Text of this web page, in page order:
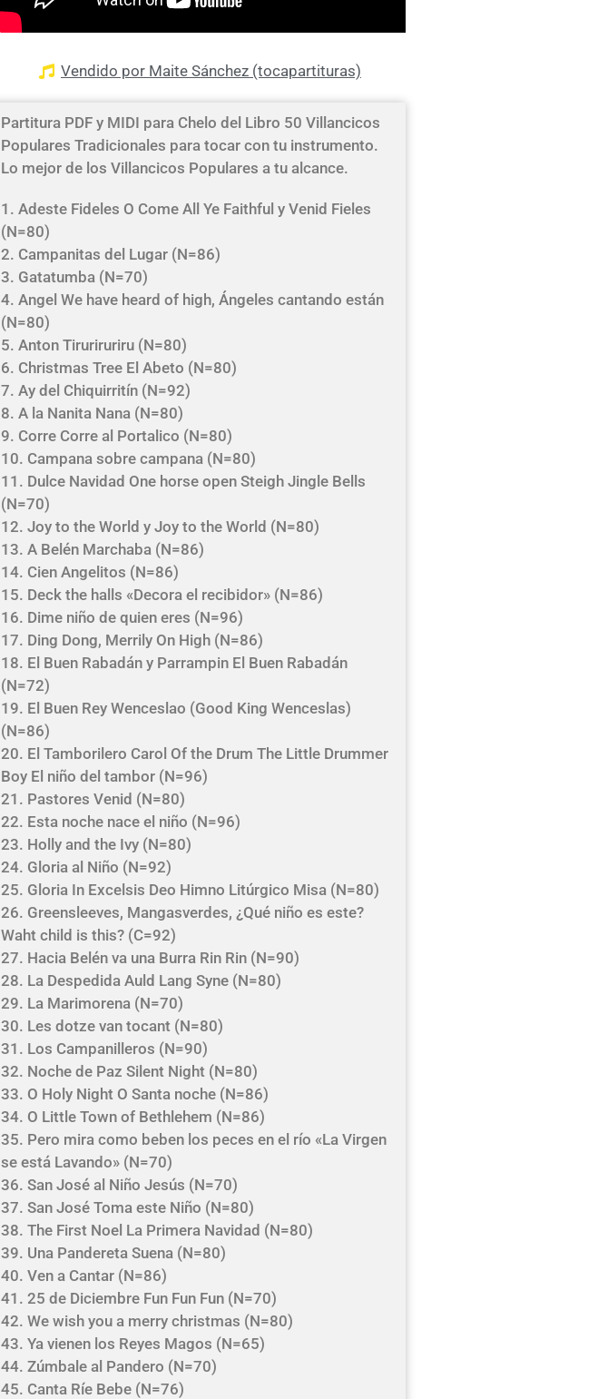
Vendido por Maite Sánchez (tocapartituras)
Partitura PDF y MIDI para Chelo del Libro 50 Villancicos
Populares Tradicionales para tocar con tu instrumento.
Lo mejor de los Villancicos Populares a tu alcance.
1. Adeste Fideles O Come All Ye Faithful y Venid Fieles
(N=80)
2. Campanitas del Lugar (N=86)
3. Gatatumba (N=70)
4. Angel We have heard of high, Ángeles cantando están
(N=80)
5. Anton Tiruriruriru (N=80)
6. Christmas Tree El Abeto (N=80)
7. Ay del Chiquirritín (N=92)
8. A la Nanita Nana (N=80)
9. Corre Corre al Portalico (N=80)
10. Campana sobre campana (N=80)
11. Dulce Navidad One horse open Steigh Jingle Bells
(N=70)
12. Joy to the World y Joy to the World (N=80)
13. A Belén Marchaba (N=86)
14. Cien Angelitos (N=86)
15. Deck the halls «Decora el recibidor» (N=86)
16. Dime niño de quien eres (N=96)
17. Ding Dong, Merrily On High (N=86)
18. El Buen Rabadán y Parrampin El Buen Rabadán
(N=72)
19. El Buen Rey Wenceslao (Good King Wenceslas)
(N=86)
20. El Tamborilero Carol Of the Drum The Little Drummer
Boy El niño del tambor (N=96)
21. Pastores Venid (N=80)
22. Esta noche nace el niño (N=96)
23. Holly and the Ivy (N=80)
24. Gloria al Niño (N=92)
25. Gloria In Excelsis Deo Himno Litúrgico Misa (N=80)
26. Greensleeves, Mangasverdes, ¿Qué niño es este?
Waht child is this? (C=92)
27. Hacia Belén va una Burra Rin Rin (N=90)
28. La Despedida Auld Lang Syne (N=80)
29. La Marimorena (N=70)
30. Les dotze van tocant (N=80)
31. Los Campanilleros (N=90)
32. Noche de Paz Silent Night (N=80)
33. O Holy Night O Santa noche (N=86)
34. O Little Town of Bethlehem (N=86)
35. Pero mira como beben los peces en el río «La Virgen
se está Lavando» (N=70)
36. San José al Niño Jesús (N=70)
37. San José Toma este Niño (N=80)
38. The First Noel La Primera Navidad (N=80)
39. Una Pandereta Suena (N=80)
40. Ven a Cantar (N=86)
41. 25 de Diciembre Fun Fun Fun (N=70)
42. We wish you a merry christmas (N=80)
43. Ya vienen los Reyes Magos (N=65)
44. Zúmbale al Pandero (N=70)
45. Canta Ríe Bebe (N=76)